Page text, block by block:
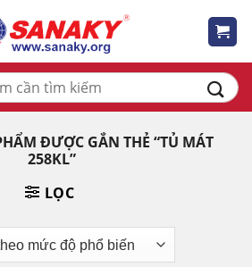
ĐƯỢC GẮN THẺ “TỦ MÁT
258KL”
LỌC